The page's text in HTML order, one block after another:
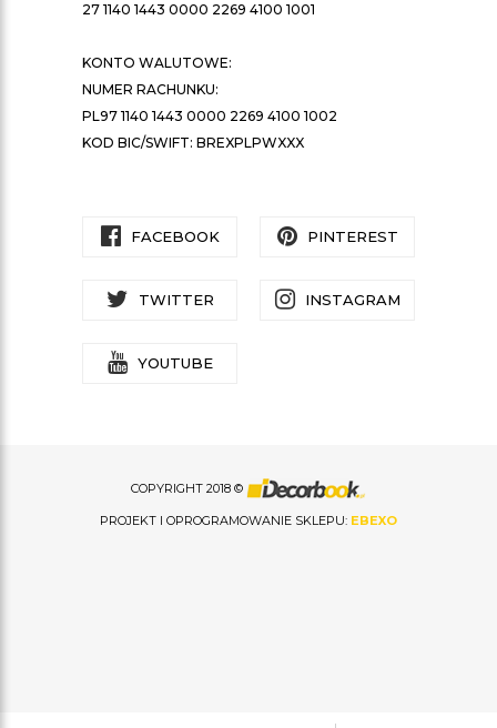
27 1140 1443 0000 2269 4100 1001
KONTO WALUTOWE:
NUMER RACHUNKU:
PL97 1140 1443 0000 2269 4100 1002
KOD BIC/SWIFT: BREXPLPWXXX
FACEBOOK PINTEREST
TWITTER INSTAGRAM
YOUTUBE
COPYRIGHT 2018 ©
PROJEKT I OPROGRAMOWANIE SKLEPU: EBEXO